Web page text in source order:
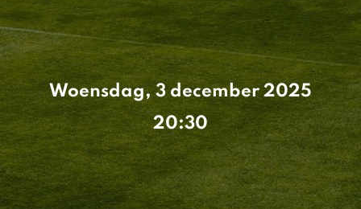
Woensdag, 3 december 2025
20:30